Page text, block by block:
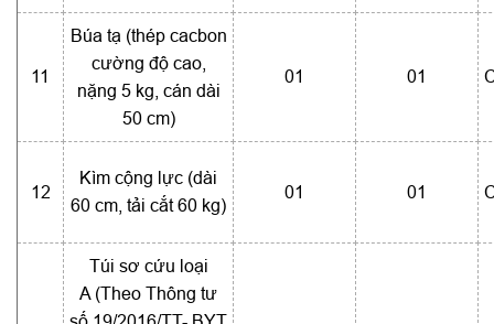
11
Búa tạ (thép cacbon
cường độ cao,
nặng 5 kg, cán dài
50 cm)
01 01
12
Kìm cộng lực (dài
60 cm, tải cắt 60 kg)
01 01
Túi sơ cứu loại
A (Theo Thông tư